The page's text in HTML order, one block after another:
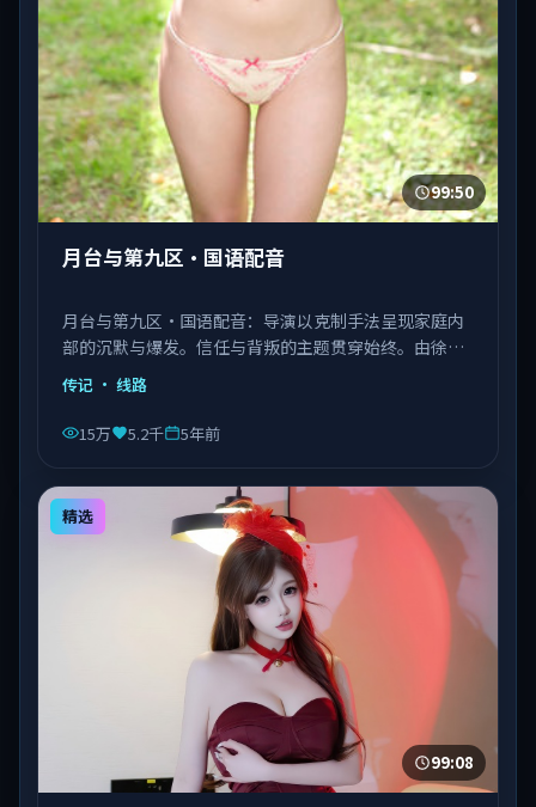
99:50
月台与第九区·国语配音
月台与第九区·国语配音：导演以克制手法呈现家庭内
部的沉默与爆发。信任与背叛的主题贯穿始终。由徐克
执导，章子怡、菅田将晖、张子枫等主演，中国台湾出
品，类型为传记。
传记 · 线路
15万 5.2千 5年前
精选
99:08